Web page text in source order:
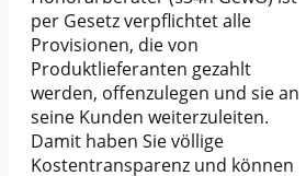
per Gesetz verpflichtet alle
Provisionen, die von
Produktlieferanten gezahlt
werden, offenzulegen und sie an
seine Kunden weiterzuleiten.
Damit haben Sie völlige
Kostentransparenz und können